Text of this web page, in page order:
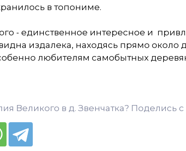
в топониме.
- единственное интересное и
издалека, находясь прямо около
любителям самобытных
Великого в д. Звенчатка? Поделись